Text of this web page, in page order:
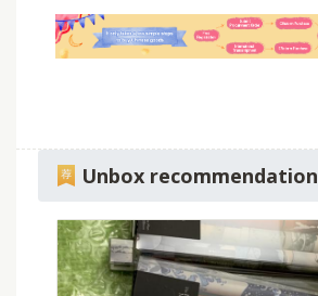
Unbox recommendation